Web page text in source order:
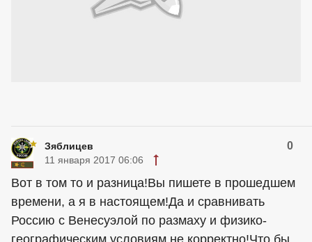
Зяблицев 0
11 января 2017 06:06
Вот в том то и разница!Вы пишете в прошедшем
времени, а я в настоящем!Да и сравнивать
Россию с Венесуэлой по размаху и физико-
географическим условиям не корректно!Что бы